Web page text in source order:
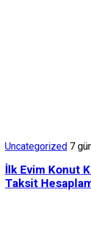
Uncategorized 7
İlk Evim Konut
Taksit